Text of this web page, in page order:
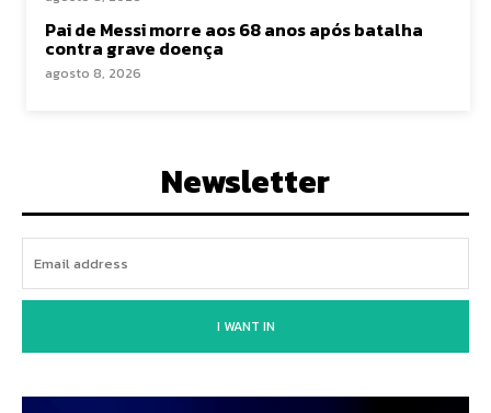
Pai de Messi morre aos 68 anos após batalha
contra grave doença
agosto 8, 2026
Newsletter
I WANT IN